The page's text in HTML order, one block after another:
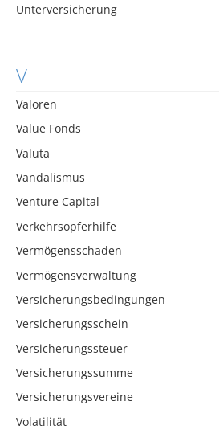
Unterversicherung
V
Valoren
Value Fonds
Valuta
Vandalismus
Venture Capital
Verkehrsopferhilfe
Vermögensschaden
Vermögensverwaltung
Versicherungsbedingungen
Versicherungsschein
Versicherungssteuer
Versicherungssumme
Versicherungsvereine
Volatilität